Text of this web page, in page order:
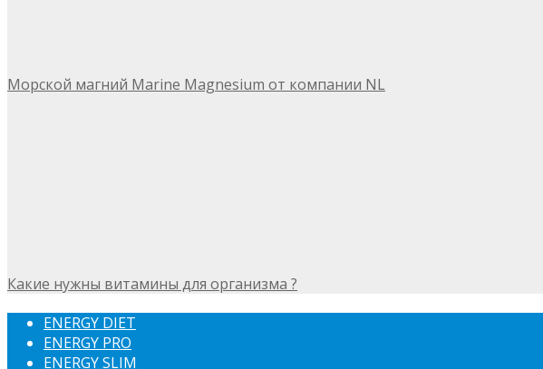
Морской магний Marine Magnesium от компании NL
Какие нужны витамины для организма ?
ENERGY DIET
ENERGY PRO
ENERGY SLIM